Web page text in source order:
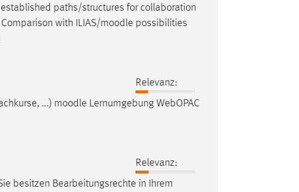
paths/structures for collaboration
with ILIAS/moodle possibilities
Relevanz:
...) moodle Lernumgebung WebOPAC
Relevanz:
besitzen Bearbeitungsrechte in Ihrem